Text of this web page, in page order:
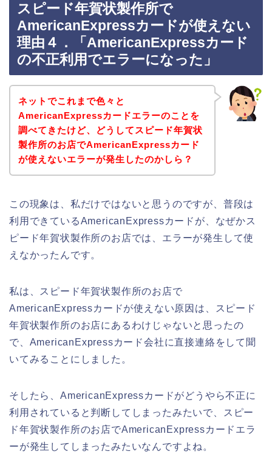
スピード年賀状製作所で
AmericanExpressカードが使えない
理由４．「AmericanExpressカード
の不正利用でエラーになった」
ネットでこれまで色々と
AmericanExpressカードエラーのことを
調べてきたけど、どうしてスピード年賀状
製作所のお店でAmericanExpressカード
が使えないエラーが発生したのかしら？
この現象は、私だけではないと思うのですが、普段は
利用できているAmericanExpressカードが、なぜかス
ピード年賀状製作所のお店では、エラーが発生して使
えなかったんです。
私は、スピード年賀状製作所のお店で
AmericanExpressカードが使えない原因は、スピード
年賀状製作所のお店にあるわけじゃないと思ったの
で、AmericanExpressカード会社に直接連絡をして聞
いてみることにしました。
そしたら、AmericanExpressカードがどうやら不正に
利用されていると判断してしまったみたいで、スピー
ド年賀状製作所のお店でAmericanExpressカードエラ
ーが発生してしまったみたいなんですよね。